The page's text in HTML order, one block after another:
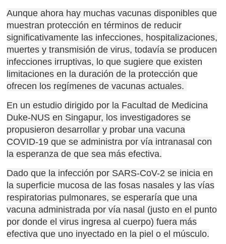
Aunque ahora hay muchas vacunas disponibles que
muestran protección en términos de reducir
significativamente las infecciones, hospitalizaciones,
muertes y transmisión de virus, todavía se producen
infecciones irruptivas, lo que sugiere que existen
limitaciones en la duración de la protección que
ofrecen los regímenes de vacunas actuales.
En un estudio dirigido por la Facultad de Medicina
Duke-NUS en Singapur, los investigadores se
propusieron desarrollar y probar una vacuna
COVID-19 que se administra por vía intranasal con
la esperanza de que sea más efectiva.
Dado que la infección por SARS-CoV-2 se inicia en
la superficie mucosa de las fosas nasales y las vías
respiratorias pulmonares, se esperaría que una
vacuna administrada por vía nasal (justo en el punto
por donde el virus ingresa al cuerpo) fuera más
efectiva que uno inyectado en la piel o el músculo.